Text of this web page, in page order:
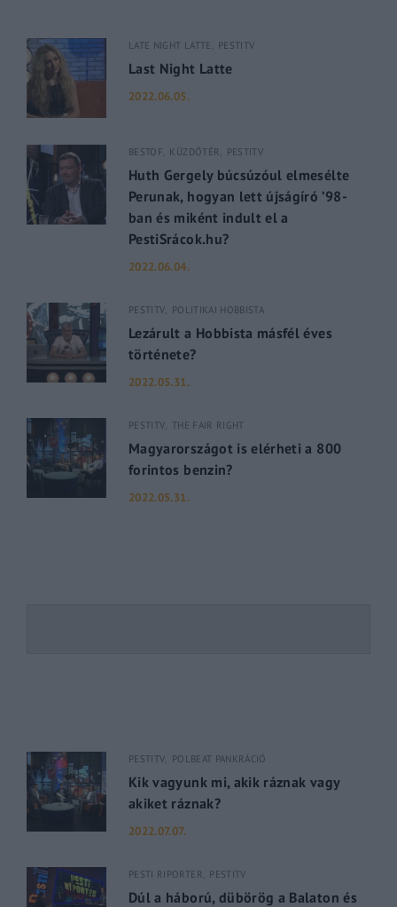
LATE NIGHT LATTE PESTITV
Last Night Latte
2022.06.05.
BESTOF KÜZDŐTÉR PESTITV
Huth Gergely búcsúzóul elmesélte
Perunak, hogyan lett újságíró ’98-
ban és miként indult el a
PestiSrácok.hu?
2022.06.04.
PESTITV POLITIKAI HOBBISTA
Lezárult a Hobbista másfél éves
története?
2022.05.31.
PESTITV THE FAIR RIGHT
Magyarországot is elérheti a 800
forintos benzin?
2022.05.31.
PESTITV POLBEAT PANKRÁCIÓ
Kik vagyunk mi, akik ráznak vagy
akiket ráznak?
2022.07.07.
PESTI RIPORTER PESTITV
Dúl a háború, dübörög a Balaton és